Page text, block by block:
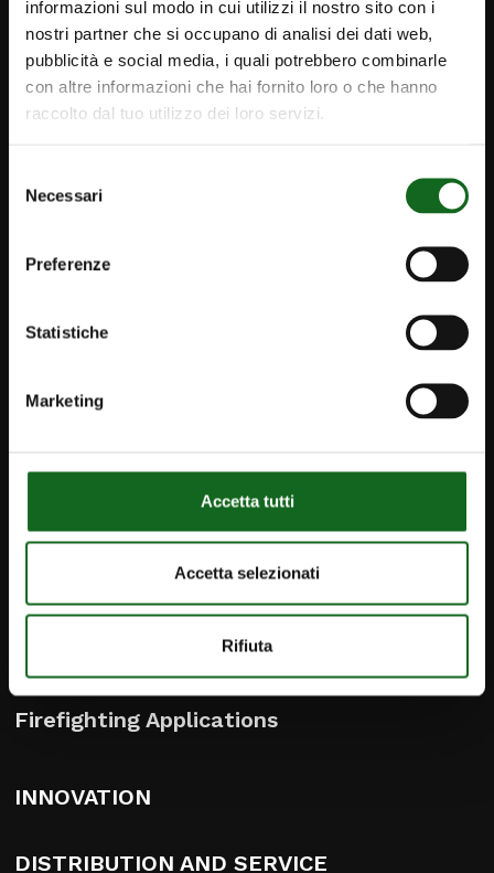
informazioni sul modo in cui utilizzi il nostro sito con i
nostri partner che si occupano di analisi dei dati web,
pubblicità e social media, i quali potrebbero combinarle
con altre informazioni che hai fornito loro o che hanno
raccolto dal tuo utilizzo dei loro servizi.
delNecessari
Preferenze
Statistiche
Marketing
Accetta tutti
Accetta selezionati
Rifiuta
Contact
Our Projects
Aqueducts and wastewater management
Industry and special applications
Firefighting Applications
INNOVATION
DISTRIBUTION AND SERVICE